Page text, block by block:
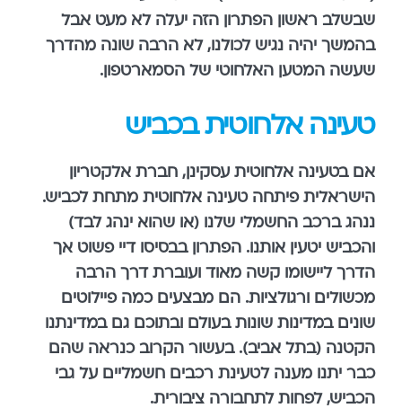
שבשלב ראשון הפתרון הזה יעלה לא מעט אבל
בהמשך יהיה נגיש לכולנו, לא הרבה שונה מהדרך
שעשה המטען האלחוטי של הסמארטפון.
טעינה אלחוטית בכביש
אם בטעינה אלחוטית עסקינן, חברת אלקטריון
הישראלית פיתחה טעינה אלחוטית מתחת לכביש.
ננהג ברכב החשמלי שלנו (או שהוא ינהג לבד)
והכביש יטעין אותנו. הפתרון בבסיסו דיי פשוט אך
הדרך ליישומו קשה מאוד ועוברת דרך הרבה
מכשולים ורגולציות. הם מבצעים כמה פיילוטים
שונים במדינות שונות בעולם ובתוכם גם במדינתנו
הקטנה (בתל אביב). בעשור הקרוב כנראה שהם
כבר יתנו מענה לטעינת רכבים חשמליים על גבי
הכביש, לפחות לתחבורה ציבורית.